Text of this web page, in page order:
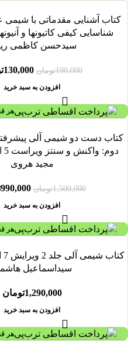
کتاب آشنایی مقدماتی با
شناسایی کیفی کاتیونها و
سیدحسن کاظمی
190,000تومان 130,000
افزودن به سبد خرید
هر
کتاب دست دو شیمی آلی
مجید هروی
1,500,000تومان 990,000
افزودن به سبد خرید
هر
سیداسماعیل
1,290,000تومان
افزودن به سبد خرید
هر